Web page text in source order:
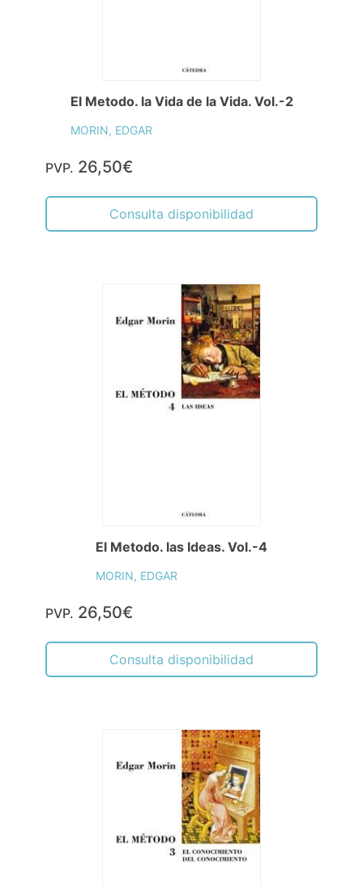
El Metodo. la Vida de la Vida. Vol.-2
MORIN, EDGAR
PVP. 26,50€
Consulta disponibilidad
El Metodo. las Ideas. Vol.-4
MORIN, EDGAR
PVP. 26,50€
Consulta disponibilidad